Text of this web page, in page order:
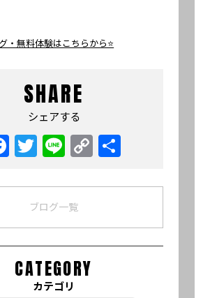
・無料体験はこちらから⭐️
SHARE
シェアする
Facebook
Twitter
LineCopy
Link
ブログ一覧
CATEGORY
カテゴリ